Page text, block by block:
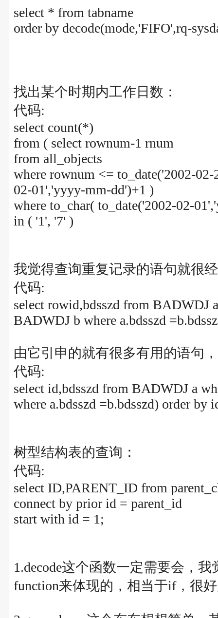
select * from tabname
order by decode(mode,'FIFO',rq-
找出某个时期内工作日数：
代码:
select count(*)
from ( select rownum-1 rnum
from all_objects
where rownum <= to_date('2002-
02-01','yyyy-mm-dd')+1 )
where to_char( to_date('2002-02-
in ( '1', '7' )
我觉得查询重复记录的语句就很
代码:
select rowid,bdsszd from BADWDJ
BADWDJ b where a.bdsszd
由它引申的就有很多有用的语句
代码:
select id,bdsszd from BADWDJ a
where a.bdsszd =b.bdsszd) order by
树型结构表的查询：
代码:
select ID,PARENT_ID from
connect by prior id = parent_id
start with id = 1;
1.decode这个函数一定需要会，
function来体现的，相当于if，很